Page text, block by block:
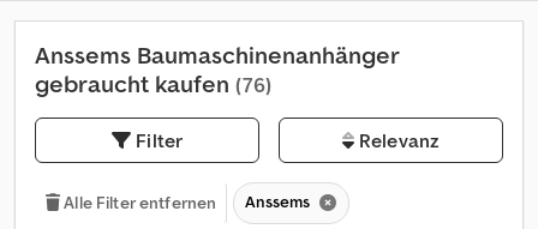
Anssems Baumaschinenanhänger
gebraucht kaufen (76)
Filter Relevanz
Alle Filter entfernen Anssems